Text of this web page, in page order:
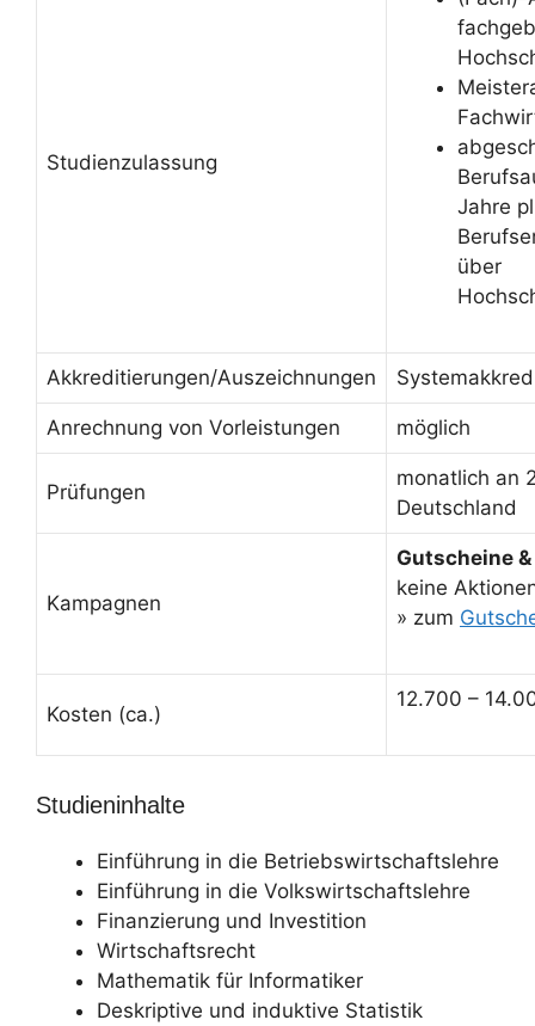
Studienzulassung
Jahre
über
Akkreditierungen/Auszeichnungen
Anrechnung von Vorleistungen möglich
Prüfungen
monatlich an
Deutschland
Kampagnen
Gutscheine
keine
» zum
Kosten (ca.)
12.700 –
Studieninhalte
Einführung in die Betriebswirtschaftslehre
Einführung in die Volkswirtschaftslehre
Finanzierung und Investition
Wirtschaftsrecht
Mathematik für Informatiker
Deskriptive und induktive Statistik